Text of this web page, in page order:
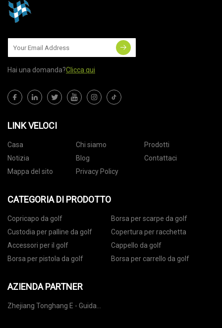
Hai una domanda?Clicca qui
LINK VELOCI
Casa Chi siamo
Prodotti
Notizia
Blog
Contattaci
Mappa del sito
Privacy Policy
CATEGORIA DI PRODOTTO
Copricapo da golf
Borsa per scarpe da golf
Custodia per palline da golf
Copertura per racchetta
Accessori per il golf
Cappello da golf
Borsa per pistola da golf
Borsa per carrello da golf
AZIENDA PARTNER
Zhejiang Tonghang E - Guida